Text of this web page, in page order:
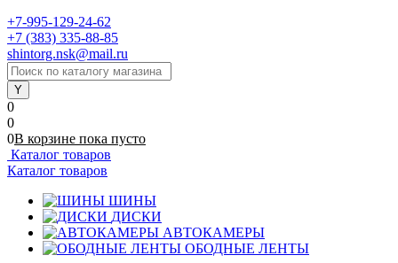
+7-995-129-24-62
+7 (383) 335-88-85
shintorg.nsk@mail.ru
0
0
0В корзине пока пусто
Каталог товаров
Каталог товаров
ШИНЫ
ДИСКИ
АВТОКАМЕРЫ
ОБОДНЫЕ ЛЕНТЫ